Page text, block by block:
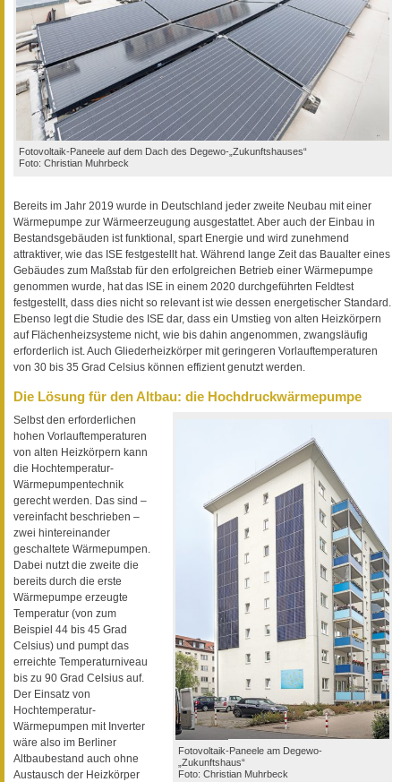
Fotovoltaik-Paneele auf dem Dach des Degewo-„Zukunftshauses“
Foto: Christian Muhrbeck
Bereits im Jahr 2019 wurde in Deutschland jeder zweite Neubau mit einer
Wärmepumpe zur Wärmeerzeugung ausgestattet. Aber auch der Einbau in
Bestandsgebäuden ist funktional, spart Energie und wird zunehmend
attraktiver, wie das ISE festgestellt hat. Während lange Zeit das Baualter eines
Gebäudes zum Maßstab für den erfolgreichen Betrieb einer Wärmepumpe
genommen wurde, hat das ISE in einem 2020 durchgeführten Feldtest
festgestellt, dass dies nicht so relevant ist wie dessen energetischer Standard.
Ebenso legt die Studie des ISE dar, dass ein Umstieg von alten Heizkörpern
auf Flächenheizsysteme nicht, wie bis dahin angenommen, zwangsläufig
erforderlich ist. Auch Gliederheizkörper mit geringeren Vorlauftemperaturen
von 30 bis 35 Grad Celsius können effizient genutzt werden.
Die Lösung für den Altbau: die Hochdruckwärmepumpe
Fotovoltaik-Paneele am Degewo-
„Zukunftshaus“
Foto: Christian Muhrbeck
Selbst den erforderlichen
hohen Vorlauftemperaturen
von alten Heizkörpern kann
die Hochtemperatur-
Wärmepumpentechnik
gerecht werden. Das sind –
vereinfacht beschrieben –
zwei hintereinander
geschaltete Wärmepumpen.
Dabei nutzt die zweite die
bereits durch die erste
Wärmepumpe erzeugte
Temperatur (von zum
Beispiel 44 bis 45 Grad
Celsius) und pumpt das
erreichte Temperaturniveau
bis zu 90 Grad Celsius auf.
Der Einsatz von
Hochtemperatur-
Wärmepumpen mit Inverter
wäre also im Berliner
Altbaubestand auch ohne
Austausch der Heizkörper